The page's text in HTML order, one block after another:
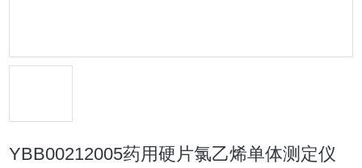
YBB00212005药用硬片氯乙烯单体测定仪